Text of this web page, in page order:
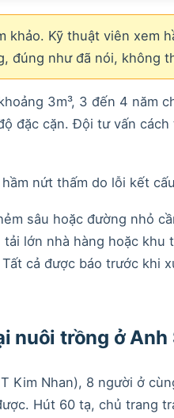
khảo. Kỹ thuật viên xem
đúng như đã nói, không
3m³, 3 đến 4 năm
đặc cặn. Đội tư vấn cách
nứt thấm do lỗi kết
sâu hoặc đường nhỏ
lớn nhà hàng hoặc khu
cả được báo trước khi
nuôi trồng ở Anh
Kim Nhan), 8 người ở
Hút 60 tạ, chủ trang